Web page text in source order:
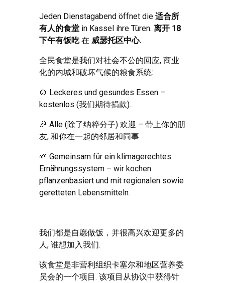
Jeden Dienstagabend öffnet die 适合所
有人的食堂 in Kassel ihre Türen. 离开 18
下午有饭吃在 威瑟托区中心.
全民食堂是我们对社会不公的回应, 商业
化的内城和破坏气候的粮食系统:
🍲️ Leckeres und gesundes Essen –
kostenlos (我们期待捐款).
🎉️ Alle (除了纳粹分子) 欢迎 – 带上你的朋
友, 和你在一起的邻居和同事.
🌱 Gemeinsam für ein klimagerechtes
Ernährungssystem – wir kochen
pflanzenbasiert und mit regionalen sowie
geretteten Lebensmitteln.
我们都是自愿做饭，并很高兴欢迎更多的
人, 谁想加入我们.
该食堂是非营利组织卡塞尔和地区营养委
员会的一个项目. 该项目从协议中获得针